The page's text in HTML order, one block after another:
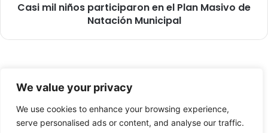
We value your privacy
We use cookies to enhance your browsing experience,
serve personalised ads or content, and analyse our traffic.
i
Casi mil niños participaron en el Plan Masivo de
Natación Municipal
Nosotros